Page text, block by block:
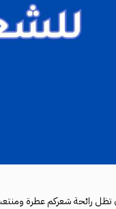
رائحة شعركم عطرة